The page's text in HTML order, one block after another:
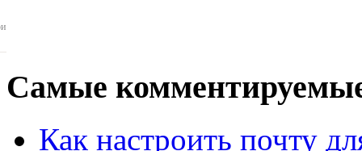
Самые
Как настроить почту